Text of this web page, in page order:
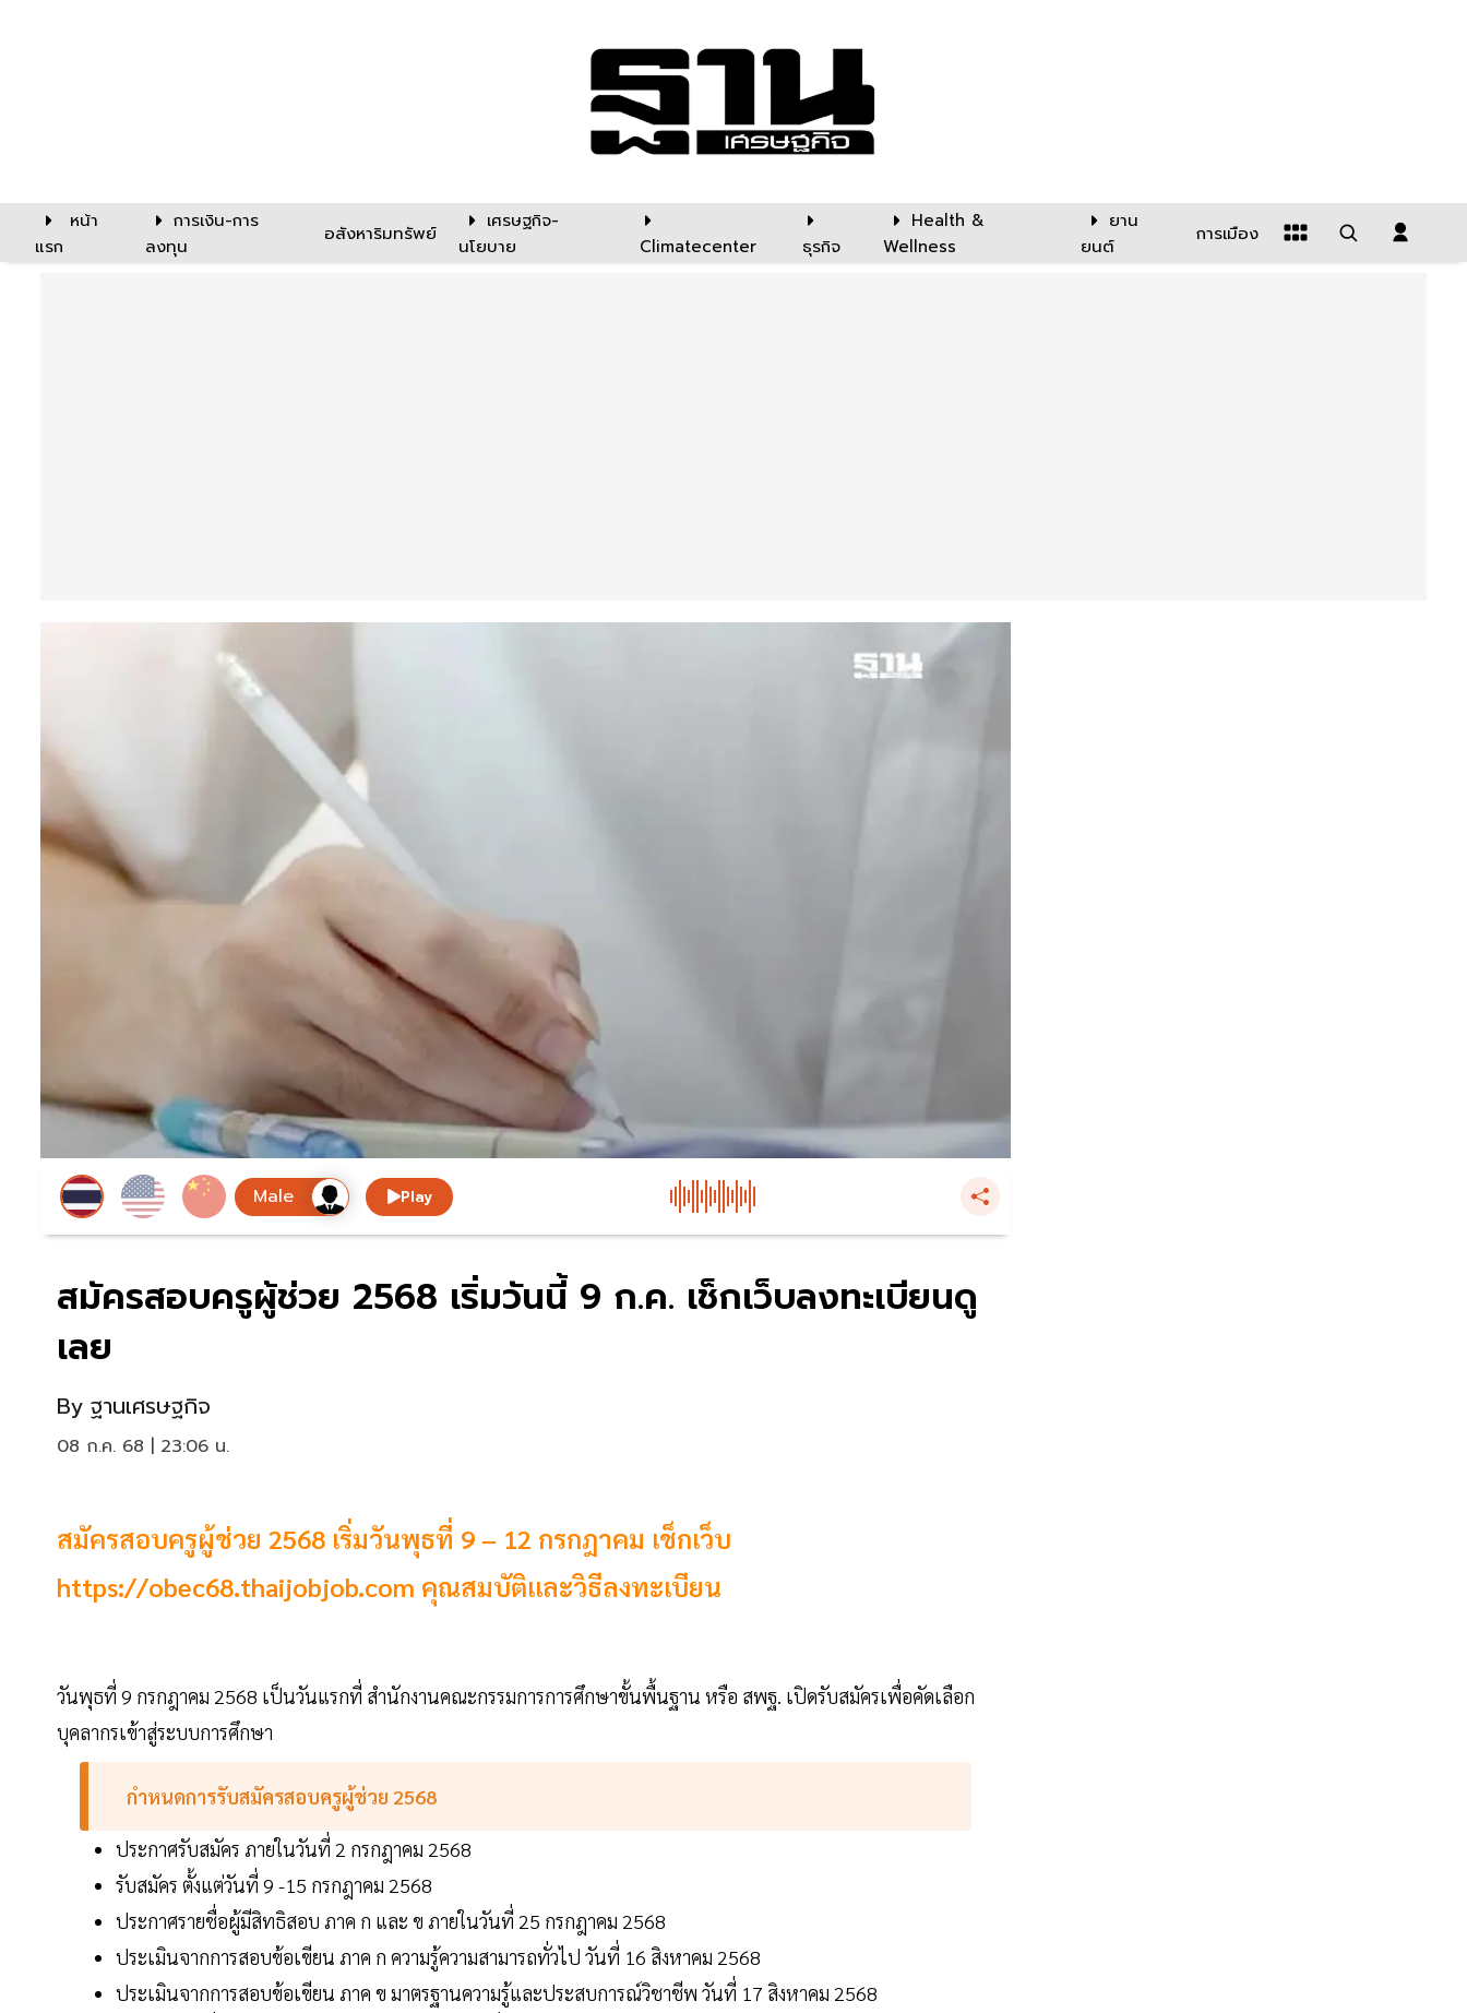
หน้า
แรก
การเงิน-การ
ลงทุน
อสังหาริมทรัพย์
เศรษฐกิจ-
นโยบาย
Climatecenter ธุรกิจ
Health &
Wellness
ยาน
ยนต์
การเมือง
Play
สมัครสอบครูผู้ช่วย 2568 เริ่มวันนี้ 9 ก.ค. เช็กเว็บลงทะเบียนดู
เลย
By ฐานเศรษฐกิจ
08 ก.ค. 68 | 23:06 น.
สมัครสอบครูผู้ช่วย 2568 เริ่มวันพุธที่ 9 – 12 กรกฎาคม เช็กเว็บ
https://obec68.thaijobjob.com คุณสมบัติและวิธีลงทะเบียน
วันพุธที่ 9 กรกฎาคม 2568 เป็นวันแรกที่ สำนักงานคณะกรรมการการศึกษาขั้นพื้นฐาน หรือ สพฐ. เปิดรับสมัครเพื่อคัดเลือก
บุคลากรเข้าสู่ระบบการศึกษา
กำหนดการรับสมัครสอบครูผู้ช่วย 2568
ประกาศรับสมัคร ภายในวันที่ 2 กรกฎาคม 2568
รับสมัคร ตั้งแต่วันที่ 9 -15 กรกฎาคม 2568
ประกาศรายชื่อผู้มีสิทธิสอบ ภาค ก และ ข ภายในวันที่ 25 กรกฎาคม 2568
ประเมินจากการสอบข้อเขียน ภาค ก ความรู้ความสามารถทั่วไป วันที่ 16 สิงหาคม 2568
ประเมินจากการสอบข้อเขียน ภาค ข มาตรฐานความรู้และประสบการณ์วิชาชีพ วันที่ 17 สิงหาคม 2568